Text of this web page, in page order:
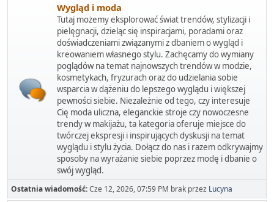
Wygląd i moda
Tutaj możemy eksplorować świat trendów, stylizacji i
pielęgnacji, dzieląc się inspiracjami, poradami oraz
doświadczeniami związanymi z dbaniem o wygląd i
kreowaniem własnego stylu. Zachęcamy do wymiany
poglądów na temat najnowszych trendów w modzie,
kosmetykach, fryzurach oraz do udzielania sobie
wsparcia w dążeniu do lepszego wyglądu i większej
pewności siebie. Niezależnie od tego, czy interesuje
Cię moda uliczna, eleganckie stroje czy nowoczesne
trendy w makijażu, ta kategoria oferuje miejsce do
twórczej ekspresji i inspirujących dyskusji na temat
wyglądu i stylu życia. Dołącz do nas i razem odkrywajmy
sposoby na wyrażanie siebie poprzez modę i dbanie o
swój wygląd.
Ostatnia wiadomość:Cze 12, 2026, 07:59 PM brak przez Lucyna